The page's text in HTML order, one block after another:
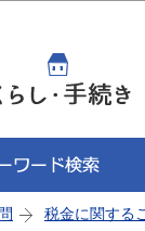
税金に関する